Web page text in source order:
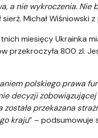
a nie wykroczenia.
Michał Wiśniowski
miesięcy Ukrainka
przekroczyła 800 zl.
polskiego prawa
decyzji
przekazana
kraju” – podsumowuje